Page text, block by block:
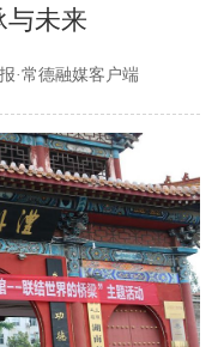
与未来
·常德融媒客户端